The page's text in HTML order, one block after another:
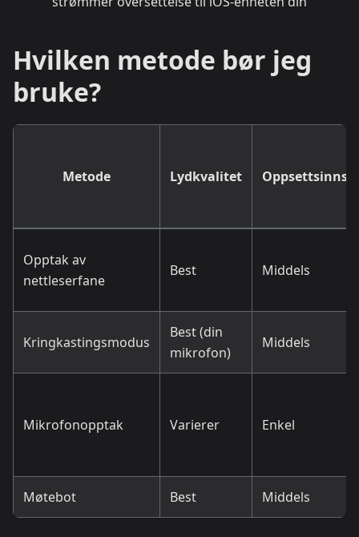
Hvilken metode bør jeg
bruke?
Metode Lydkvalitet
Opptak av
nettleserfane
Best Middels
Kringkastingsmodus
Best (din
mikrofon)
Middels
Mikrofonopptak Varierer Enkel
Møtebot Best Middels